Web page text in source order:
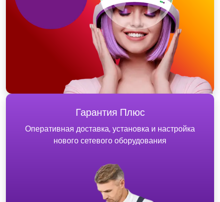
Гарантия Плюс
Оперативная доставка, установка и настройка
нового сетевого оборудования